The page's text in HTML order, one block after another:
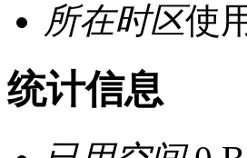
所在时区使
统计信息